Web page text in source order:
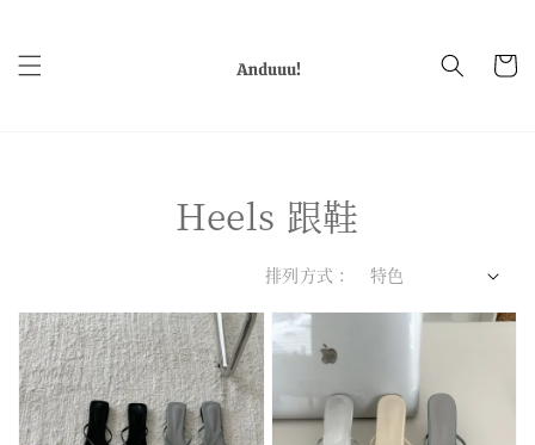
Heels 跟鞋
排列方式 :